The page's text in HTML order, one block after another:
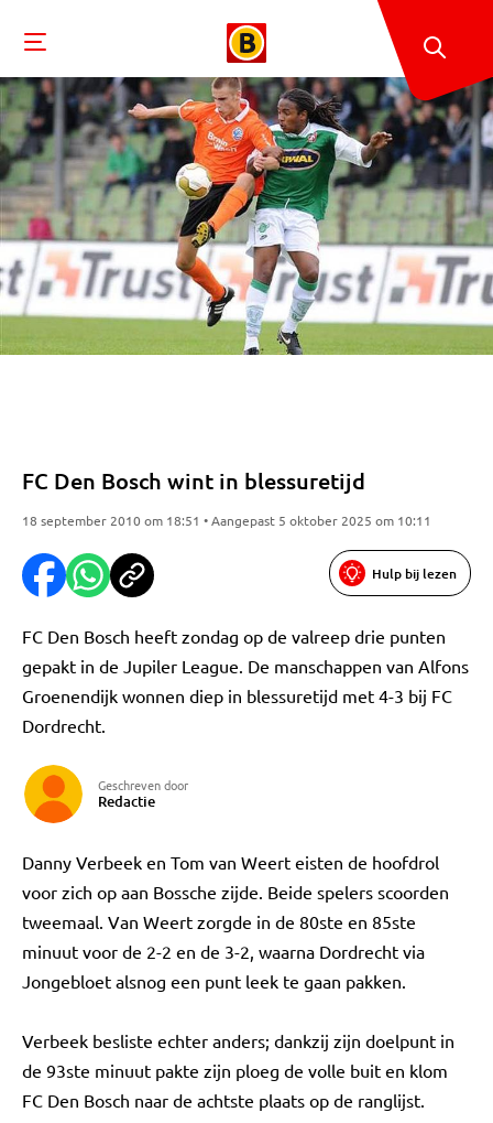
FC Den Bosch wint in blessuretijd
18 september 2010 om 18:51 • Aangepast 5 oktober 2025 om 10:11
Hulp bij lezen
FC Den Bosch heeft zondag op de valreep drie punten
gepakt in de Jupiler League. De manschappen van Alfons
Groenendijk wonnen diep in blessuretijd met 4-3 bij FC
Dordrecht.
Geschreven door
Redactie
Danny Verbeek en Tom van Weert eisten de hoofdrol
voor zich op aan Bossche zijde. Beide spelers scoorden
tweemaal. Van Weert zorgde in de 80ste en 85ste
minuut voor de 2-2 en de 3-2, waarna Dordrecht via
Jongebloet alsnog een punt leek te gaan pakken.
Verbeek besliste echter anders; dankzij zijn doelpunt in
de 93ste minuut pakte zijn ploeg de volle buit en klom
FC Den Bosch naar de achtste plaats op de ranglijst.